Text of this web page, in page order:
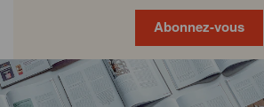
Abonnez-vous
Gondola
academy
Gondola
society